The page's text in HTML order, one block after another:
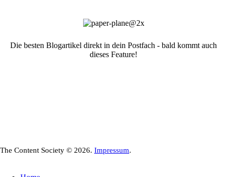
Die besten Blogartikel direkt in dein Postfach - bald kommt auch
dieses Feature!
The Content Society © 2026. Impressum.